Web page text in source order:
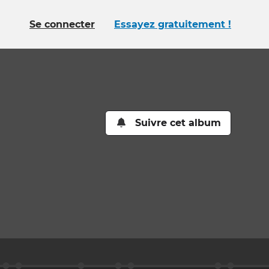
Se connecter Essayez gratuitement !
Suivre cet album